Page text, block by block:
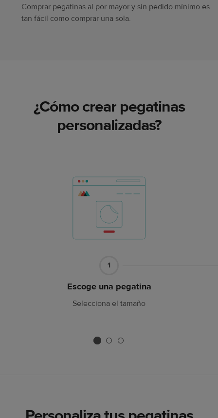
Comprar pegatinas al por mayor y sin pedido mínimo es
tan fácil como comprar una sola.
¿Cómo crear pegatinas
personalizadas?
1
1
Escoge una pegatina
Selecciona el tamaño